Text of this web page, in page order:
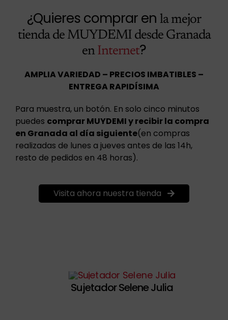
¿Quieres comprar en la mejor
tienda de MUYDEMI desde Granada
enInternet?
AMPLIA VARIEDAD – PRECIOS IMBATIBLES –
ENTREGA RAPIDÍSIMA
Para muestra, un botón. En solo cinco minutos
puedes comprar MUYDEMI y recibir la compra
en Granada al día siguiente(en compras
realizadas de lunes a jueves antes de las 14h,
resto de pedidos en 48 horas).
Visita ahora nuestra tienda
Sujetador Selene Julia